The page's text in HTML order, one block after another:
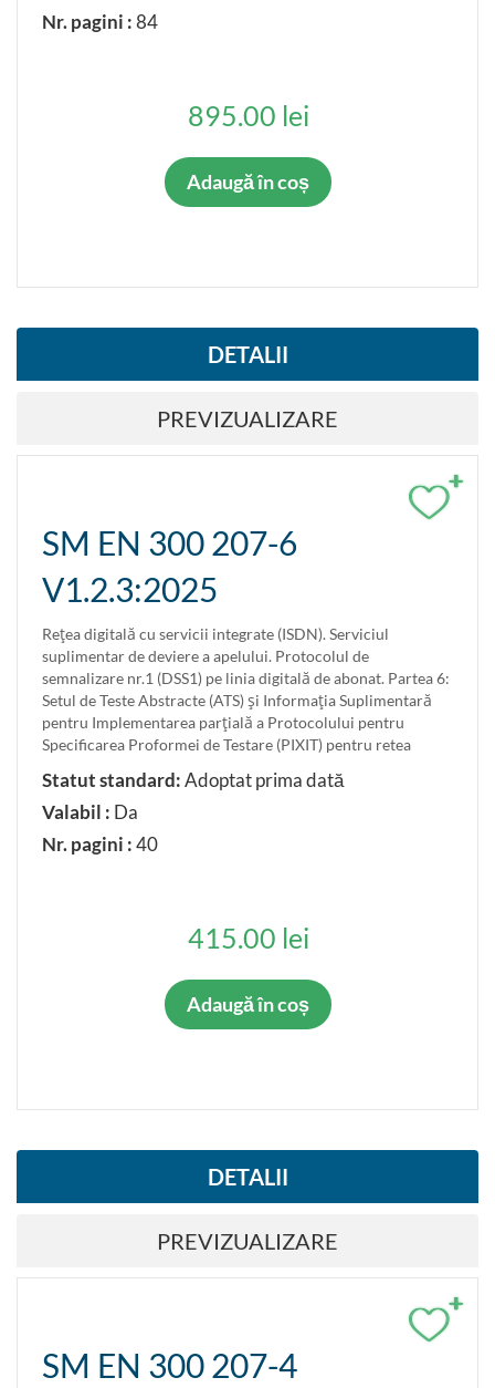
Nr. pagini :84
895.00 lei
Adaugă în coș
DETALII
PREVIZUALIZARE
+
SM EN 300 207-6
V1.2.3:2025
Reţea digitală cu servicii integrate (ISDN). Serviciul
suplimentar de deviere a apelului. Protocolul de
semnalizare nr.1 (DSS1) pe linia digitală de abonat. Partea 6:
Setul de Teste Abstracte (ATS) şi Informaţia Suplimentară
pentru Implementarea parţială a Protocolului pentru
Specificarea Proformei de Testare (PIXIT) pentru retea
Statut standard:Adoptat prima dată
Valabil : Da
Nr. pagini :40
415.00 lei
Adaugă în coș
DETALII
PREVIZUALIZARE
+
SM EN 300 207-4